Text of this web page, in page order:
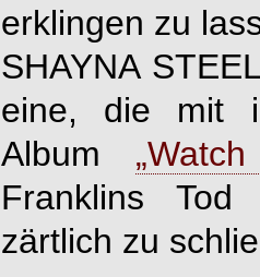
erklingen zu
SHAYNA
eine, die mit
Album „
Franklins
zärtlich zu